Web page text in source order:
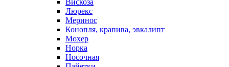
Люрекс
Меринос
Конопля, крапива, эвкалипт
Мохер
Норка
Носочная